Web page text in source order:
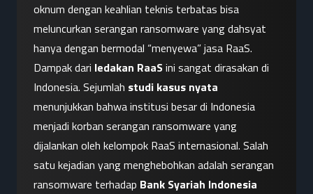
oknum dengan keahlian teknis terbatas bisa
meluncurkan serangan ransomware yang dahsyat
hanya dengan bermodal “menyewa” jasa RaaS.
Dampak dari ledakan RaaS ini sangat dirasakan di
Indonesia. Sejumlah studi kasus nyata
menunjukkan bahwa institusi besar di Indonesia
menjadi korban serangan ransomware yang
dijalankan oleh kelompok RaaS internasional. Salah
satu kejadian yang menghebohkan adalah serangan
ransomware terhadap Bank Syariah Indonesia